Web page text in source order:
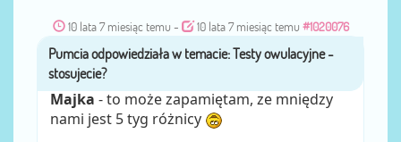
10 lata 7 miesiąc temu - 10 lata 7 miesiąc temu #1020076
przezPumcia
Majka - to może zapamiętam, ze mniędzy
nami jest 5 tyg różnicy